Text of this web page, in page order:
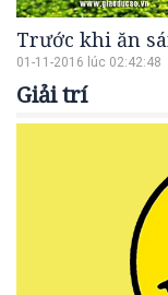
Trước khi ăn
01-11-2016 lúc 02:42:48
Giải trí